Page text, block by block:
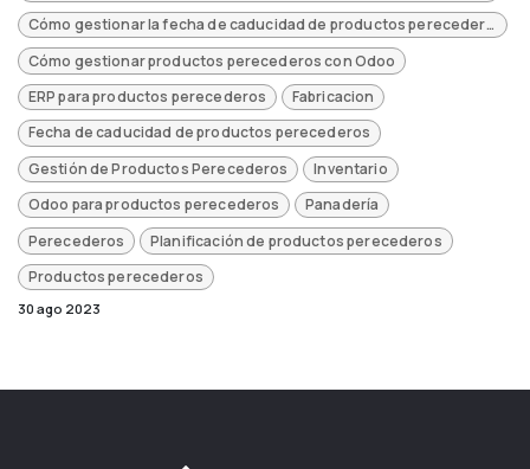
Cómo gestionar la fecha de caducidad de productos perecederos
Cómo gestionar productos perecederos con Odoo
ERP para productos perecederos
Fabricacion
Fecha de caducidad de productos perecederos
Gestión de Productos Perecederos
Inventario
Odoo para productos perecederos
Panadería
Perecederos
Planificación de productos perecederos
Productos perecederos
30 ago 2023